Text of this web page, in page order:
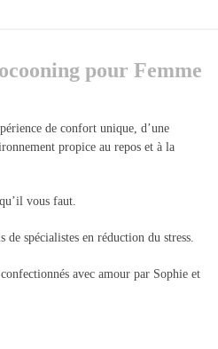
pour Femme
de confort unique, d’une
propice au repos et à la
vous faut.
de spécialistes en réduction du stress.
avec amour par Sophie et